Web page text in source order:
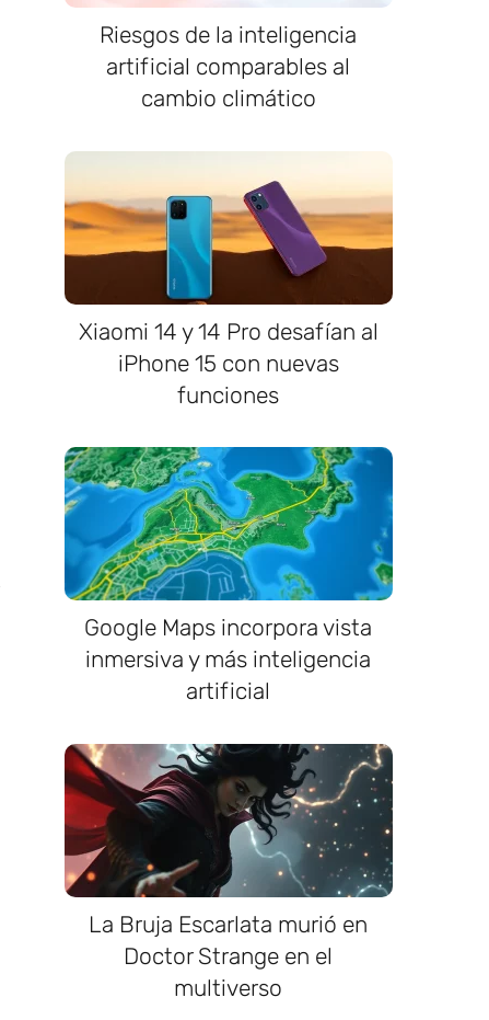
Riesgos de la inteligencia
artificial comparables al
cambio climático
Xiaomi 14 y 14 Pro desafían al
iPhone 15 con nuevas
funciones
Google Maps incorpora vista
inmersiva y más inteligencia
artificial
La Bruja Escarlata murió en
Doctor Strange en el
multiverso